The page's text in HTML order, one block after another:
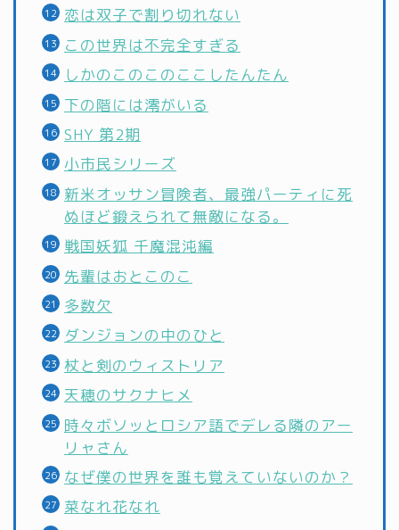
恋は双子で割り切れない
この世界は不完全すぎる
しかのこのこのここしたんたん
下の階には澪がいる
SHY 第2期
小市民シリーズ
新米オッサン冒険者、最強パーティに死
ぬほど鍛えられて無敵になる。
戦国妖狐 千魔混沌編
先輩はおとこのこ
多数欠
ダンジョンの中のひと
杖と剣のウィストリア
天穂のサクナヒメ
時々ボソッとロシア語でデレる隣のアー
リャさん
なぜ僕の世界を誰も覚えていないのか？
菜なれ花なれ